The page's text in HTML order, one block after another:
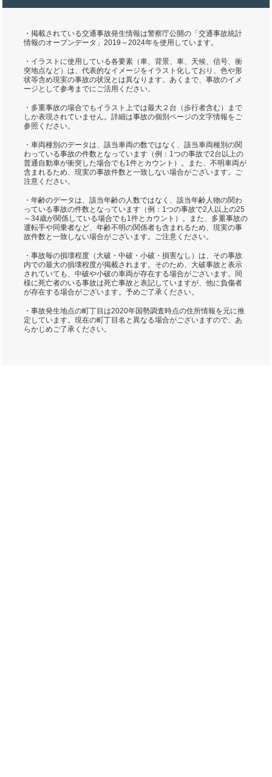
・掲載されている交通事故発生情報は警察庁公開の「交通事故統計
情報のオープンデータ」2019～2024年を使用しています。
・イラストに使用している各要素（車、背景、車、天候、信号、衝
突地点など）は、代表的なイメージをイラスト化しており、色や形
状等含め現実の事故の状況とは異なります。あくまで、事故のイメ
ージとして参考までにご活用ください。
・多重事故の場合でもイラスト上では最大２台（歩行者含む）まで
しか表現されていません。詳細は事故の個別ページの文字情報をご
参照ください。
・車両種別のデータは、該当車両の数ではなく、該当車両種別の関
わっている事故の件数となっています（例：1つの事故で2台以上の
普通自動車が衝突した場合でも1件とカウント）。また、不明車両が
含まれるため、現実の事故件数と一致しない場合がございます。ご
注意ください。
・年齢のデータは、該当年齢の人数ではなく、該当年齢人物の関わ
っている事故の件数となっています（例：1つの事故で2人以上の25
～34歳が関係している場合でも1件とカウント）。また、多重事故の
運転手や同乗者など、年齢不明の関係者も含まれるため、現実の事
故件数と一致しない場合がございます。ご注意ください。
・事故毎の損壊程度（大破・中破・小破・損害なし）は、その事故
内での最大の損壊程度が掲載されます。そのため、大破事故と表示
されていても、中破や小破の車両が存在する場合がございます。同
様に死亡者のいる事故は死亡事故と表記していますが、他に負傷者
が存在する場合がございます。予めご了承ください。
・事故発生地点の町丁目は2020年国勢調査時点の住所情報を元に推
定しています。現在の町丁目名と異なる場合がございますので、あ
らかじめご了承ください。